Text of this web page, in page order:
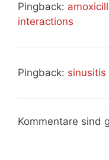
Pingback:
interactions
Pingback:
Kommentare sind